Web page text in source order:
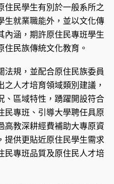
住民學生有別於一般系所之
生就業職能外，並以文化傳
內涵，期許原住民專班學生
民族傳統文化教育。
法規，並配合原住民族委員
人才培育領域類別建議，
、區域特性，踴躍開設符合
民專班、引導大學聘任具原
高教深耕經費補助大專原資
提供更貼近原住民學生需求
民專班品質及原住民人才培